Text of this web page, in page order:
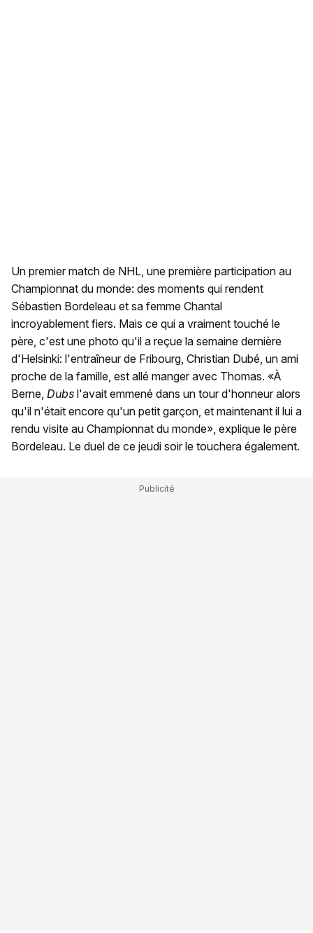
Un premier match de NHL, une première participation au
Championnat du monde: des moments qui rendent
Sébastien Bordeleau et sa femme Chantal
incroyablement fiers. Mais ce qui a vraiment touché le
père, c'est une photo qu'il a reçue la semaine dernière
d'Helsinki: l'entraîneur de Fribourg, Christian Dubé, un ami
proche de la famille, est allé manger avec Thomas. «À
Berne, Dubs l'avait emmené dans un tour d'honneur alors
qu'il n'était encore qu'un petit garçon, et maintenant il lui a
rendu visite au Championnat du monde», explique le père
Bordeleau. Le duel de ce jeudi soir le touchera également.